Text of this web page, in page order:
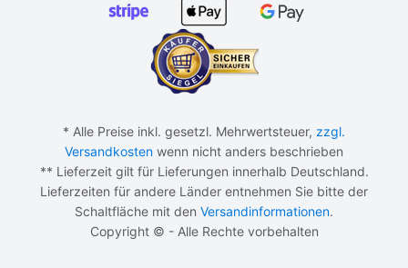
* Alle Preise inkl. gesetzl. Mehrwertsteuer, zzgl.
Versandkosten wenn nicht anders beschrieben
** Lieferzeit gilt für Lieferungen innerhalb Deutschland.
Lieferzeiten für andere Länder entnehmen Sie bitte der
Schaltfläche mit den Versandinformationen.
Copyright © - Alle Rechte vorbehalten